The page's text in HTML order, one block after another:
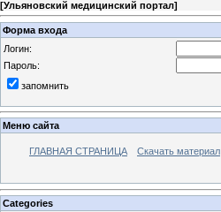
[Ульяновский медицинский портал]
Форма входа
Логин:
Пароль:
запомнить
Меню сайта
ГЛАВНАЯ СТРАНИЦА Скачать материал
Categories